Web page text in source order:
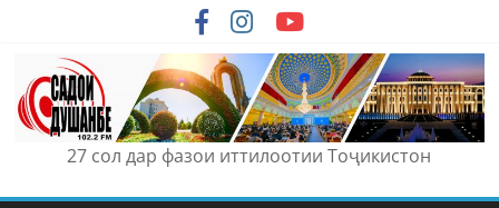
content
27 сол дар фазои иттилоотии Тоҷикистон